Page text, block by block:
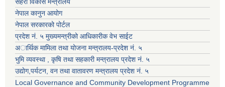
नेपाल कानुन आयोग
नेपाल सरकारको पोर्टल
प्रदेश नं. ५ मुख्यमन्त्रीको आधिकारीक वेभ साईट
अार्थिक मामिला तथा योजना मन्त्रालय-प्रदेश नं. ५
भुमि व्यवस्था , कृषि तथा सहकारी मन्त्रालय प्रदेश नं. ५
उद्याेग,पर्यटन, वन तथा वातावरण मन्त्रालय प्रदेश नं. ५
Local Governance and Community Development Programme